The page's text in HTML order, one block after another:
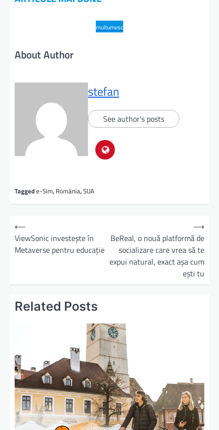
multumesc
About Author
stefan
See author's posts
Taggede-Sim, România,SUA
⟵
ViewSonic investește în
Metaverse pentru educație
BeReal, o nouă platformă de
socializare care vrea să te
expui natural, exact așa cum
ești tu
⟶
Related Posts